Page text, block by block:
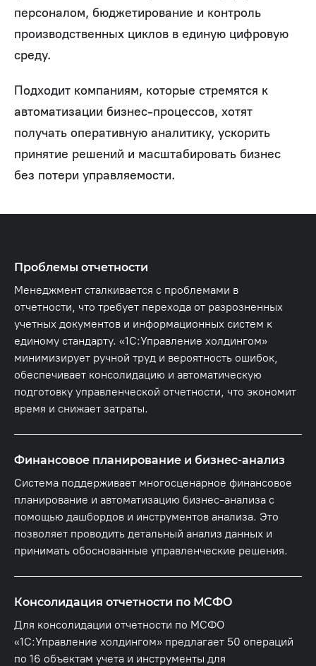
персоналом, бюджетирование и контроль
производственных циклов в единую цифровую
среду.
Подходит компаниям, которые стремятся к
автоматизации бизнес-процессов, хотят
получать оперативную аналитику, ускорить
принятие решений и масштабировать бизнес
без потери управляемости.
Проблемы отчетности
Менеджмент сталкивается с проблемами в
отчетности, что требует перехода от разрозненных
учетных документов и информационных систем к
единому стандарту. «1С:Управление холдингом»
минимизирует ручной труд и вероятность ошибок,
обеспечивает консолидацию и автоматическую
подготовку управленческой отчетности, что экономит
время и снижает затраты.
Финансовое планирование и бизнес-анализ
Система поддерживает многосценарное финансовое
планирование и автоматизацию бизнес-анализа с
помощью дашбордов и инструментов анализа. Это
позволяет проводить детальный анализ данных и
принимать обоснованные управленческие решения.
Консолидация отчетности по МСФО
Для консолидации отчетности по МСФО
«1С:Управление холдингом» предлагает 50 операций
по 16 объектам учета и инструменты для